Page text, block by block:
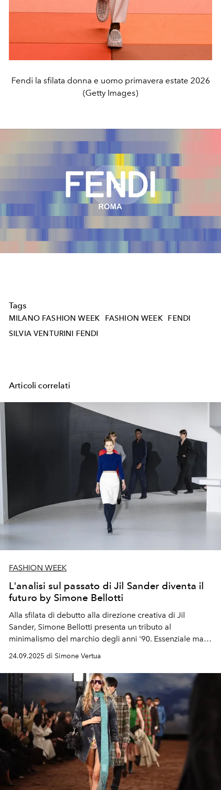
Fendi la sfilata donna e uomo primavera estate 2026
(Getty Images)
Play
Video
Tags
MILANO FASHION WEEK FASHION WEEK
FENDI
SILVIA VENTURINI FENDI
Articoli correlati
FASHION WEEK
L'analisi sul passato di Jil Sander diventa il
futuro by Simone Bellotti
Alla sfilata di debutto alla direzione creativa di Jil
Sander, Simone Bellotti presenta un tributo al
minimalismo del marchio degli anni '90. Essenziale ma
non statica.
24.09.2025 di Simone Vertua